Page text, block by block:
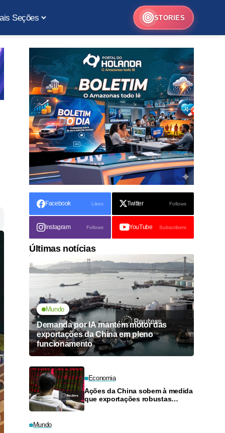
Seções STORIES
Facebook Likes Twitter Follows
Instagram Follows YouTube Subscribers
Últimas notícias
Mundo
Demanda por IA mantém motor das
exportações da China em pleno
funcionamento
Economia
Ações da China sobem à medida
que exportações robustas
Mundo